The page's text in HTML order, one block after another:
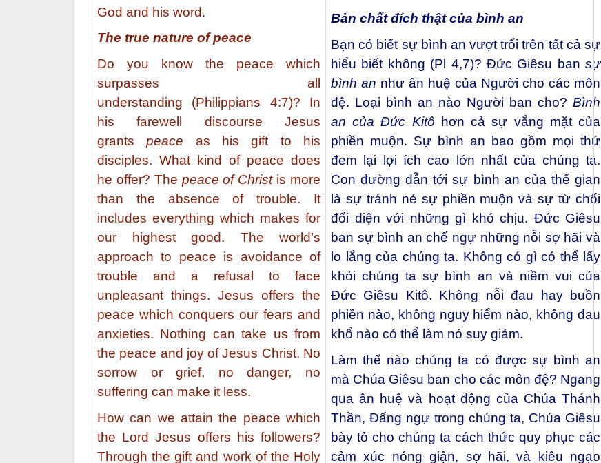
God and his word.
The true nature of peace
Do you know the peace which
surpasses all
understanding (Philippians 4:7)? In
his farewell discourse Jesus
grantspeace as his gift to his
disciples. What kind of peace does
he offer? The peace of Christis more
than the absence of trouble. It
includes everything which makes for
our highest good. The world’s
approach to peace is avoidance of
trouble and a refusal to face
unpleasant things. Jesus offers the
peace which conquers our fears and
anxieties. Nothing can take us from
the peace and joy of Jesus Christ. No
sorrow or grief, no danger, no
suffering can make it less.
How can we attain the peace which
the Lord Jesus offers his followers?
Through the gift and work of the Holy
Bản chất đích thật của bình an
Bạn có biết sự bình an vượt trổi trên tất cả sự
hiểu biết không (Pl 4,7)? Đức Giêsu ban sự
bình an như ân huệ của Người cho các môn
đệ. Loại bình an nào Người ban cho? Bình
an của Đức Kitô hơn cả sự vắng mặt của
phiền muộn. Sự bình an bao gồm mọi thứ
đem lại lợi ích cao lớn nhất của chúng ta.
Con đường dẫn tới sự bình an của thế gian
là sự tránh né sự phiền muộn và sự từ chối
đối diện với những gì khó chịu. Đức Giêsu
ban sự bình an chế ngự những nỗi sợ hãi và
lo lắng của chúng ta. Không có gì có thể lấy
khỏi chúng ta sự bình an và niềm vui của
Đức Giêsu Kitô. Không nỗi đau hay buồn
phiền nào, không nguy hiểm nào, không đau
khổ nào có thể làm nó suy giảm.
Làm thế nào chúng ta có được sự bình an
mà Chúa Giêsu ban cho các môn đệ? Ngang
qua ân huệ và hoạt động của Chúa Thánh
Thần, Đấng ngự trong chúng ta, Chúa Giêsu
bày tỏ cho chúng ta cách thức quy phục các
cảm xúc nóng giận, sợ hãi, và kiêu ngạo